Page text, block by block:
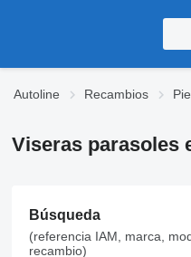
Autoline Recambios
Viseras parasoles
Búsqueda
(referencia IAM, marca,
recambio)